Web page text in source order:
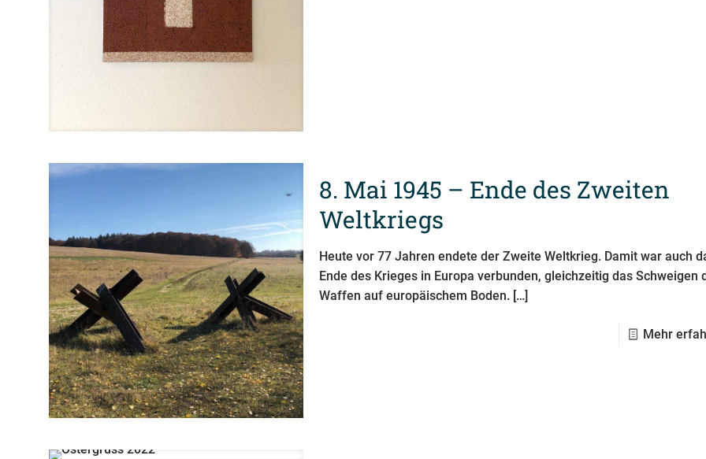
8. Mai 1945 – Ende des Zweiten
Weltkriegs
Heute vor 77 Jahren endete der Zweite Weltkrieg. Damit war auch
Ende des Krieges in Europa verbunden, gleichzeitig das Schweigen
Waffen auf europäischem Boden. […]
Mehr